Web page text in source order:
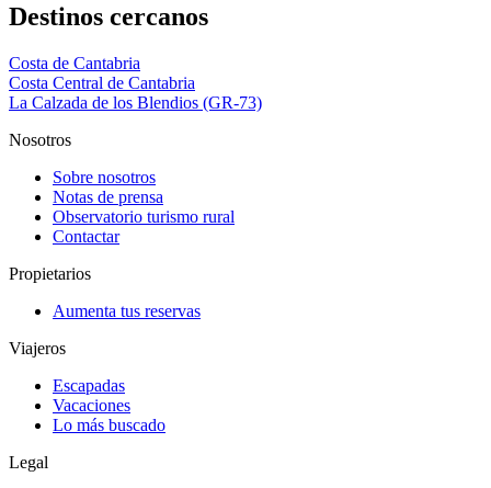
Destinos cercanos
Costa de Cantabria
Costa Central de Cantabria
La Calzada de los Blendios (GR-73)
Nosotros
Sobre nosotros
Notas de prensa
Observatorio turismo rural
Contactar
Propietarios
Aumenta tus reservas
Viajeros
Escapadas
Vacaciones
Lo más buscado
Legal